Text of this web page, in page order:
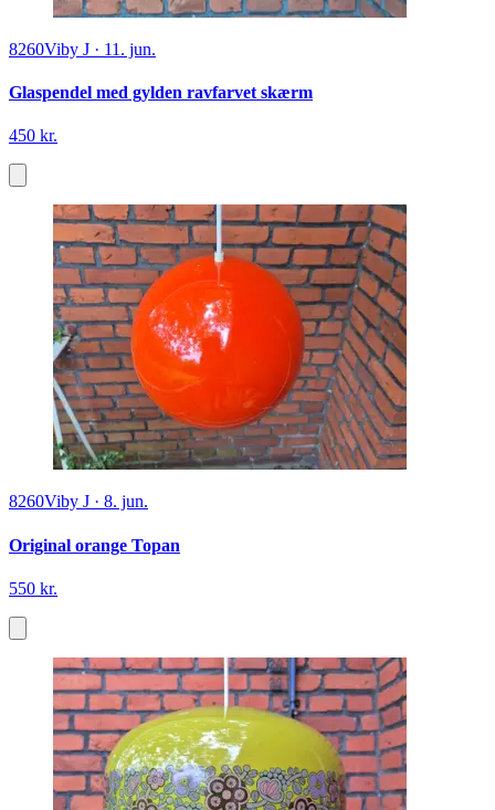
8260Viby J · 11. jun.
Glaspendel med gylden ravfarvet skærm
450 kr.
8260Viby J · 8. jun.
Original orange Topan
550 kr.